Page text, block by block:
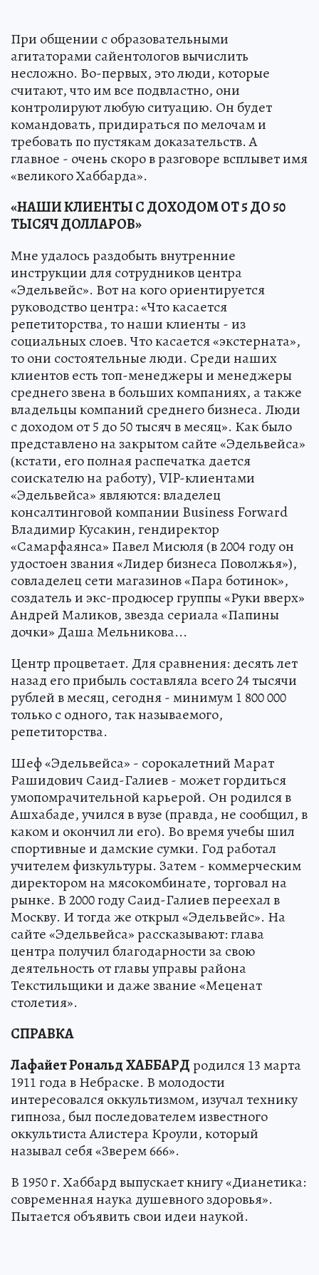
При общении с образовательными
агитаторами сайентологов вычислить
несложно. Во-первых, это люди, которые
считают, что им все подвластно, они
контролируют любую ситуацию. Он будет
командовать, придираться по мелочам и
требовать по пустякам доказательств. А
главное - очень скоро в разговоре всплывет имя
«великого Хаббарда».
«НАШИ КЛИЕНТЫ C ДОХОДОМ ОТ 5 ДО 50
ТЫСЯЧ ДОЛЛАРОВ»
Мне удалось раздобыть внутренние
инструкции для сотрудников центра
«Эдельвейс». Вот на кого ориентируется
руководство центра: «Что касается
репетиторства, то наши клиенты - из
социальных слоев. Что касается «экстерната»,
то они состоятельные люди. Среди наших
клиентов есть топ-менеджеры и менеджеры
среднего звена в больших компаниях, а также
владельцы компаний среднего бизнеса. Люди
с доходом от 5 до 50 тысяч в месяц». Как было
представлено на закрытом сайте «Эдельвейса»
(кстати, его полная распечатка дается
соискателю на работу), VIP-клиентами
«Эдельвейса» являются: владелец
консалтинговой компании Business Forward
Владимир Кусакин, гендиректор
«Самарфаянса» Павел Мисюля (в 2004 году он
удостоен звания «Лидер бизнеса Поволжья»),
совладелец сети магазинов «Пара ботинок»,
создатель и экс-продюсер группы «Руки вверх»
Андрей Маликов, звезда сериала «Папины
дочки» Даша Мельникова...
Центр процветает. Для сравнения: десять лет
назад его прибыль составляла всего 24 тысячи
рублей в месяц, сегодня - минимум 1 800 000
только с одного, так называемого,
репетиторства.
Шеф «Эдельвейса» - сорокалетний Марат
Рашидович Саид-Галиев - может гордиться
умопомрачительной карьерой. Он родился в
Ашхабаде, учился в вузе (правда, не сообщил, в
каком и окончил ли его). Во время учебы шил
спортивные и дамские сумки. Год работал
учителем физкультуры. Затем - коммерческим
директором на мясокомбинате, торговал на
рынке. В 2000 году Саид-Галиев переехал в
Москву. И тогда же открыл «Эдельвейс». На
сайте «Эдельвейса» рассказывают: глава
центра получил благодарности за свою
деятельность от главы управы района
Текстильщики и даже звание «Меценат
столетия».
СПРАВКА
Лафайет РональдХАББАРДродился 13 марта
1911 года в Небраске. В молодости
интересовался оккультизмом, изучал технику
гипноза, был последователем известного
оккультиста Алистера Кроули, который
называл себя «Зверем 666».
В 1950 г. Хаббард выпускает книгу «Дианетика:
современная наука душевного здоровья».
Пытается объявить свои идеи наукой.